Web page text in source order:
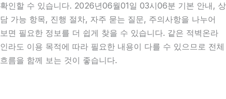
확인할 수 있습니다. 2026년06월01일 03시06분 기본 안내, 상
담 가능 항목, 진행 절차, 자주 묻는 질문, 주의사항을 나누어
보면 필요한 정보를 더 쉽게 찾을 수 있습니다. 같은 적벽온라
인라도 이용 목적에 따라 필요한 내용이 다를 수 있으므로 전체
흐름을 함께 보는 것이 좋습니다.